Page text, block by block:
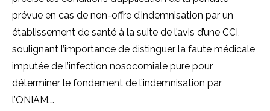
prévue en cas de non-offre d’indemnisation par un
établissement de santé à la suite de l’avis d’une CCI,
soulignant l’importance de distinguer la faute médicale
imputée de l’infection nosocomiale pure pour
déterminer le fondement de l’indemnisation par
l’ONIAM.…